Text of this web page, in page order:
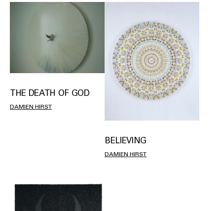
THE DEATH OF GOD
DAMIEN HIRST
BELIEVING
DAMIEN HIRST